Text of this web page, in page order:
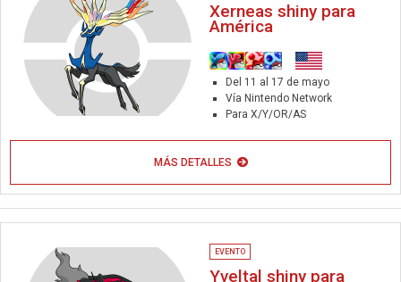
Xerneas shiny para
América
Del 11 al 17 de mayo
Vía Nintendo Network
Para X/Y/OR/AS
MÁS DETALLES
EVENTO
Yveltal shiny para